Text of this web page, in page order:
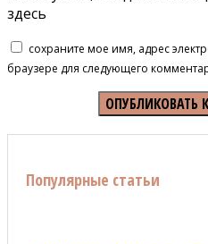
здесь
сохраните мое имя, адрес
браузере для следующего
Популярные статьи